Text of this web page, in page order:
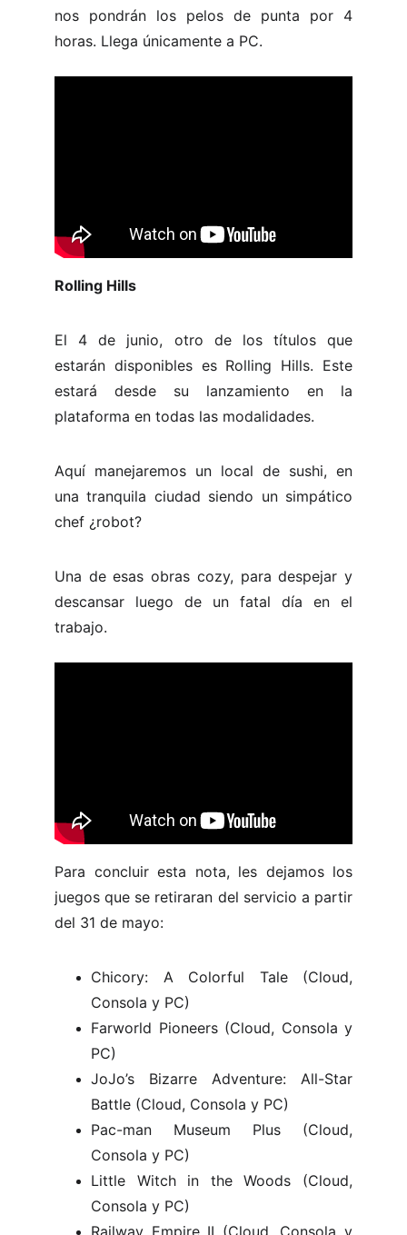
nos pondrán los pelos de punta por 4
horas. Llega únicamente a PC.
Rolling Hills
El 4 de junio, otro de los títulos que
estarán disponibles es Rolling Hills. Este
estará desde su lanzamiento en la
plataforma en todas las modalidades.
Aquí manejaremos un local de sushi, en
una tranquila ciudad siendo un simpático
chef ¿robot?
Una de esas obras cozy, para despejar y
descansar luego de un fatal día en el
trabajo.
Para concluir esta nota, les dejamos los
juegos que se retiraran del servicio a partir
del 31 de mayo:
Chicory: A Colorful Tale (Cloud,
Consola y PC)
Farworld Pioneers (Cloud, Consola y
PC)
JoJo’s Bizarre Adventure: All-Star
Battle (Cloud, Consola y PC)
Pac-man Museum Plus (Cloud,
Consola y PC)
Little Witch in the Woods (Cloud,
Consola y PC)
Railway Empire II (Cloud, Consola y